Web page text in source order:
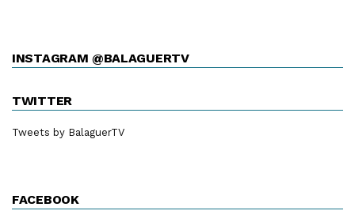
INSTAGRAM @BALAGUERTV
TWITTER
Tweets by BalaguerTV
FACEBOOK